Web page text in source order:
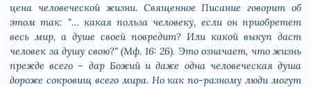
цена человеческой жизни. Священное Писание говорит об
этом так: "… какая польза человеку, если он приобретет
весь мир, а душе своей повредит? Или какой выкуп даст
человек за душу свою?" (Мф. 16: 26). Это означает, что жизнь
прежде всего – дар Божий и даже одна человеческая душа
дороже сокровищ всего мира. Но как по-разному люди могут